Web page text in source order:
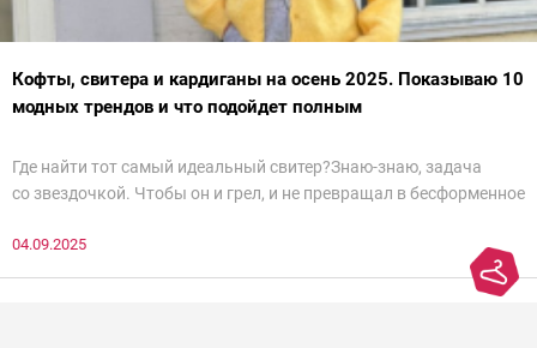
Кофты, свитера и кардиганы на осень 2025. Показываю 10
модных трендов и что подойдет полным
Где найти тот самый идеальный свитер?Знаю-знаю, задача
со звездочкой. Чтобы он и грел, и не превращал в бесформенное
паники.
04.09.2025